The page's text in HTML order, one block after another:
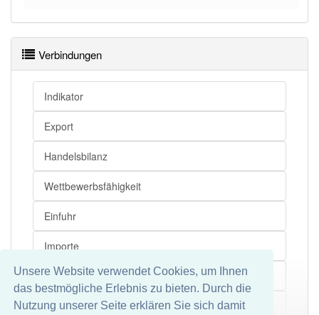
Unsere Website verwendet Cookies, um Ihnen
das bestmögliche Erlebnis zu bieten. Durch die
Nutzung unserer Seite erklären Sie sich damit
Verbindungen
Indikator
Export
Handelsbilanz
Wettbewerbsfähigkeit
Einfuhr
Importe
Handelsbilanzüberschuss
Saldo